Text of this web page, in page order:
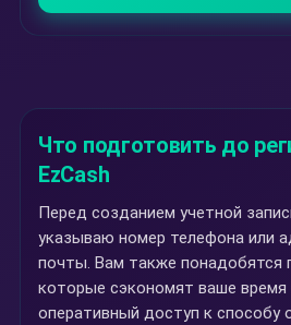
Что подготовить до
EzCash
Перед созданием учетной
указываю номер телефона или
почты. Вам также понадобятся
которые сэкономят ваше время
оперативный доступ к способу